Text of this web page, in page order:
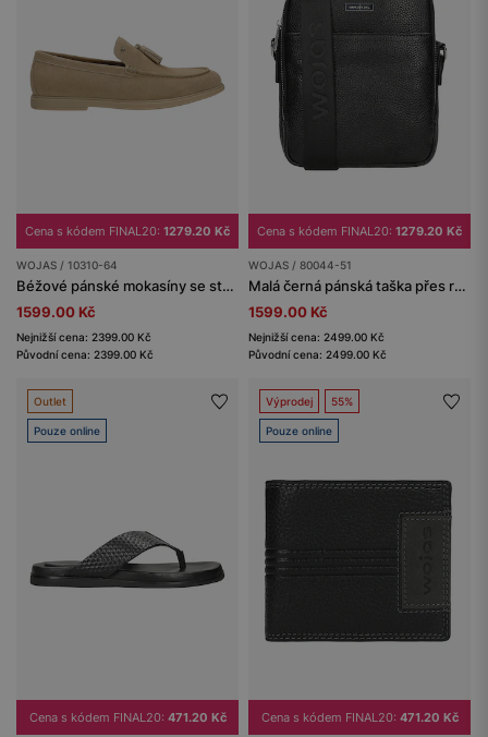
Cena s kódem FINAL20: 1279.20 Kč
WOJAS / 10310-64
Béžové pánské mokasíny se střapcem
1599.00 Kč
Nejnižší cena: 2399.00 Kč
Původní cena: 2399.00 Kč
Cena s kódem FINAL20: 1279.20 Kč
WOJAS / 80044-51
Malá černá pánská taška přes rameno
1599.00 Kč
Nejnižší cena: 2499.00 Kč
Původní cena: 2499.00 Kč
Outlet
Pouze online
Cena s kódem FINAL20: 471.20 Kč
Výprodej 55%
Pouze online
Cena s kódem FINAL20: 471.20 Kč